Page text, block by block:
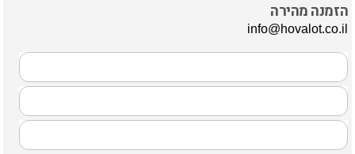
הזמנה מהירה
info@hovalot.co.il